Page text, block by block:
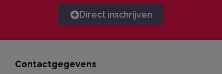
Direct inschrijven
Contactgegevens